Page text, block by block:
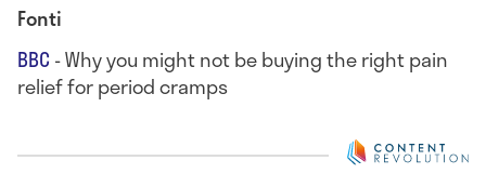
Fonti
BBC - Why you might not be buying the right pain
relief for period cramps